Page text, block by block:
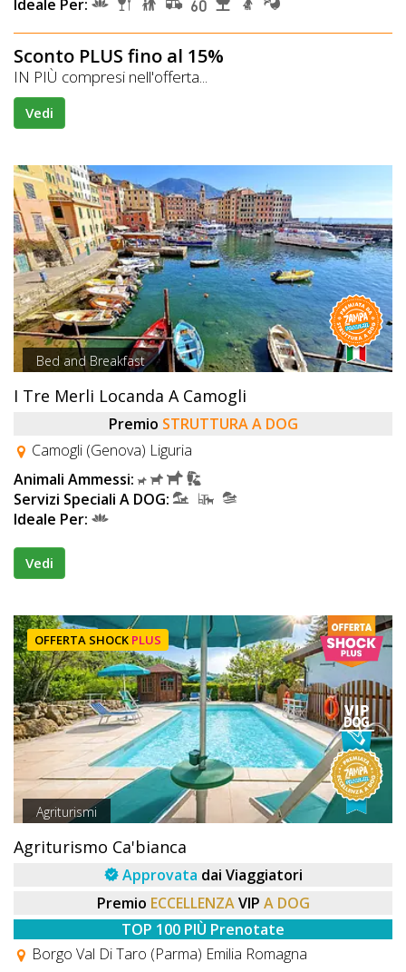
Ideale Per:
Sconto PLUS fino al 15%
IN PIÙ compresi nell'offerta...
Vedi
Bed and Breakfast
I Tre Merli Locanda A Camogli
Premio STRUTTURA A DOG
Camogli (Genova) Liguria
Animali Ammessi:
Servizi Speciali A DOG:
Ideale Per:
Vedi
OFFERTA SHOCK PLUS
Agriturismi
Agriturismo Ca'bianca
Approvata dai Viaggiatori
Premio ECCELLENZA VIP A DOG
TOP 100 PIÙ Prenotate
Borgo Val Di Taro (Parma) Emilia Romagna